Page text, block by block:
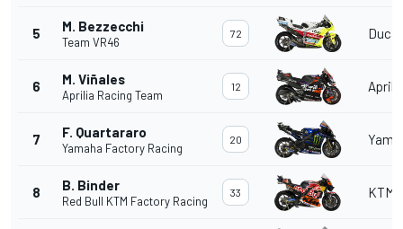
5 M. Bezzecchi
Team VR46
72
6 M. Viñales
Aprilia Racing Team
12
7 F. Quartararo
Yamaha Factory Racing
20
8 B. Binder
Red Bull KTM Factory Racing
33 KTM